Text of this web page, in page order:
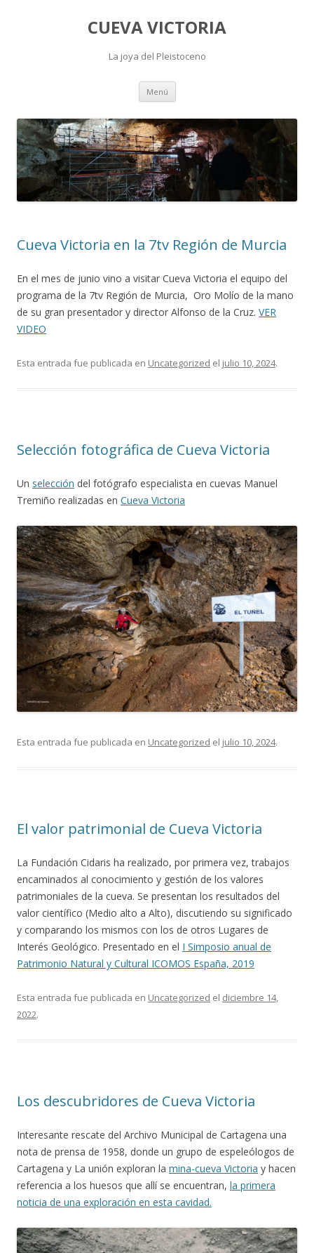
CUEVA VICTORIA
La joya del Pleistoceno
Menú Saltar
contenido
Cueva Victoria en la 7tv Región de Murcia
En el mes de junio vino a visitar Cueva Victoria el equipo del
programa de la 7tv Región de Murcia, Oro Molío de la mano
de su gran presentador y director Alfonso de la Cruz. VER
VIDEO
Esta entrada fue publicada en Uncategorized el julio 10, 2024.
Selección fotográfica de Cueva Victoria
Un selección del fotógrafo especialista en cuevas Manuel
Tremiño realizadas en Cueva Victoria
Esta entrada fue publicada en Uncategorized el julio 10, 2024.
El valor patrimonial de Cueva Victoria
La Fundación Cidaris ha realizado, por primera vez, trabajos
encaminados al conocimiento y gestión de los valores
patrimoniales de la cueva. Se presentan los resultados del
valor científico (Medio alto a Alto), discutiendo su significado
y comparando los mismos con los de otros Lugares de
Interés Geológico. Presentado en el I Simposio anual de
Patrimonio Natural y Cultural ICOMOS España, 2019
Esta entrada fue publicada en Uncategorized el diciembre 14,
2022.
Los descubridores de Cueva Victoria
Interesante rescate del Archivo Municipal de Cartagena una
nota de prensa de 1958, donde un grupo de espeleólogos de
Cartagena y La unión exploran la mina-cueva Victoria y hacen
referencia a los huesos que allí se encuentran, la primera
noticia de una exploración en esta cavidad.